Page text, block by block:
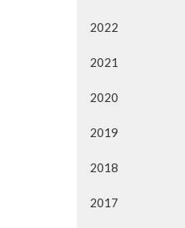
2022
2021
2020
2019
2018
2017